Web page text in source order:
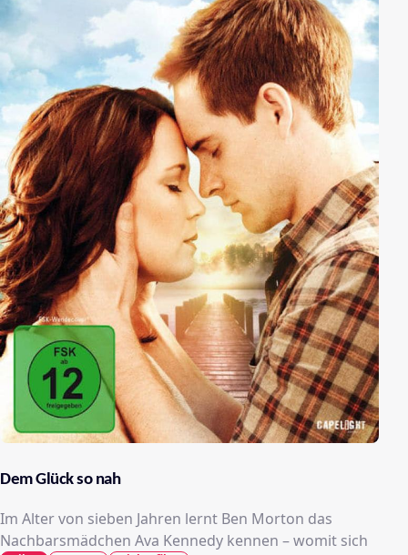
Dem Glück so nah
Im Alter von sieben Jahren lernt Ben Morton das
Nachbarsmädchen Ava Kennedy kennen – womit sich